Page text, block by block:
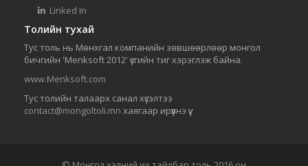
Linked In
Толийн тухай
Тус толь нь Мөнхгал компанийн зөвшөөрлөөр монгол
бичгийн 'Menksoft 2012' үсгийн тиг хэрэглэж байна.
www.Menksoft.com
Тус толийн талаарх санал хүсэлтээ
contact@mongoltoli.mn хаягаар ирүүлнэ үү.